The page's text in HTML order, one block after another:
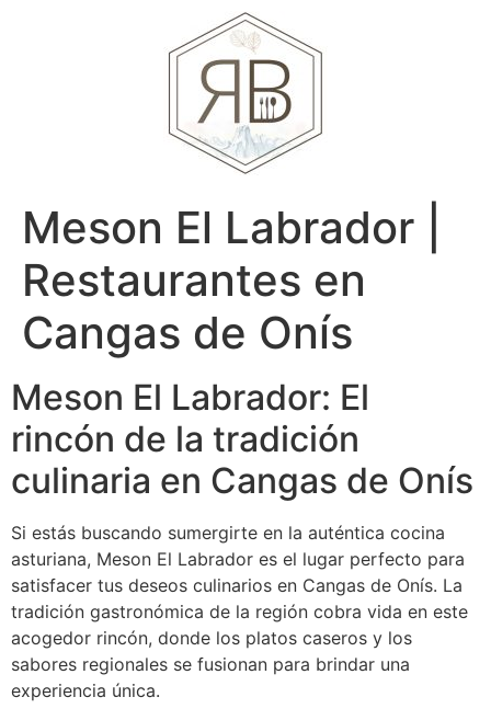
Meson El Labrador |
Restaurantes en
Cangas de Onís
Meson El Labrador: El
rincón de la tradición
culinaria en Cangas de Onís
Si estás buscando sumergirte en la auténtica cocina
asturiana, Meson El Labrador es el lugar perfecto para
satisfacer tus deseos culinarios en Cangas de Onís. La
tradición gastronómica de la región cobra vida en este
acogedor rincón, donde los platos caseros y los
sabores regionales se fusionan para brindar una
experiencia única.